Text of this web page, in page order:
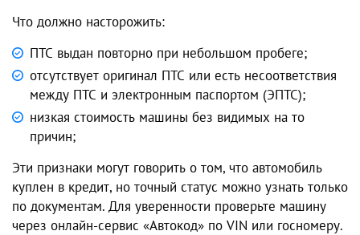
Что должно насторожить:
ПТС выдан повторно при небольшом пробеге;
отсутствует оригинал ПТС или есть несоответствия
между ПТС и электронным паспортом (ЭПТС);
низкая стоимость машины без видимых на то
причин;
Эти признаки могут говорить о том, что автомобиль
куплен в кредит, но точный статус можно узнать только
по документам. Для уверенности проверьте машину
через онлайн-сервис «Автокод» по VIN или госномеру.